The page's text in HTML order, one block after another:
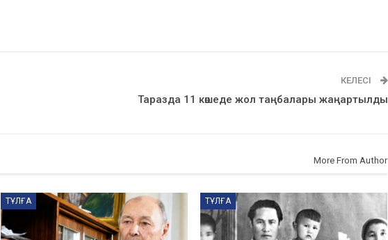
КЕЛЕСІ
Таразда 11 көшеде жол таңбалары жаңартылды
More From Author
ТҰЛҒА ТҰЛҒА